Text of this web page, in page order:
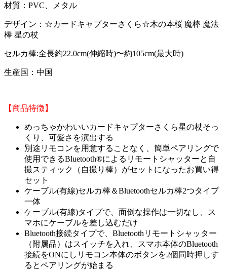
材質：PVC、メタル
デザイン：☆カードキャプターさくら☆木の本桜 魔棒 魔法
棒 星の杖
セルカ棒:全長約22.0cm(伸縮時)〜約105cm(最大時)
生産国：中国
【商品特徴】
めっちゃかわいいカードキャプターさくら星の杖そっ
くり、可愛さを演出する
別途リモコンを用意することなく、 簡単ペアリングで
使用できるBluetooth®によるリモートシャッターと自
撮スティック（自撮り棒）がセットになったお買い得
セット
ケーブル(有線)セルカ棒＆Bluetoothセルカ棒2つタイプ
一体
ケーブル(有線)タイプで、面倒な操作は一切なし、ス
マホにケーブルを差し込むだけ
Bluetooth接続タイプで、 Bluetooth リモートシャッター
（附属品）はスイッチを入れ、スマホ本体のBluetooth
接続をONにしリモコン本体のボタンを2個同時押しす
るとペアリングが始まる